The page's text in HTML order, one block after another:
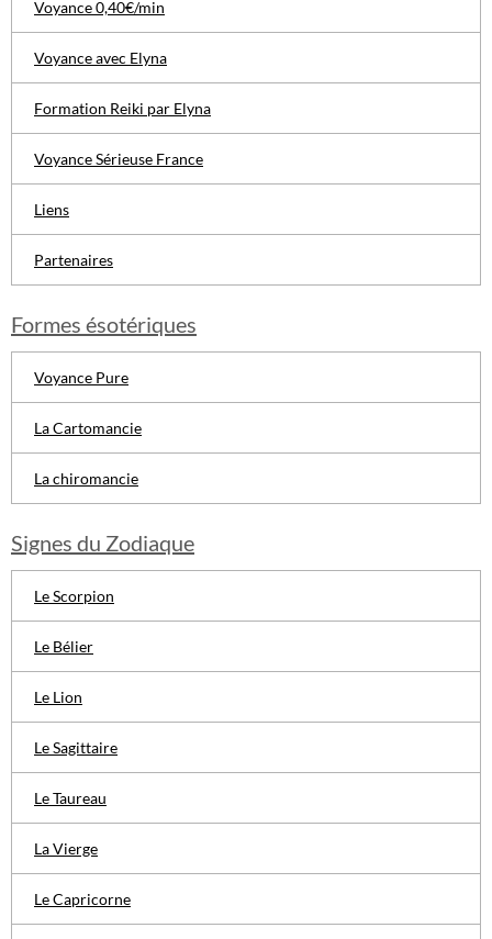
Voyance 0,40€/min
Voyance avec Elyna
Formation Reiki par Elyna
Voyance Sérieuse France
Liens
Partenaires
Formes ésotériques
Voyance Pure
La Cartomancie
La chiromancie
Signes du Zodiaque
Le Scorpion
Le Bélier
Le Lion
Le Sagittaire
Le Taureau
La Vierge
Le Capricorne